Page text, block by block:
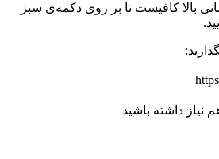
120 هزار تومانی بالا کافیست تا بر روی دکمه‌ی سبز
نیاز داشته باشید